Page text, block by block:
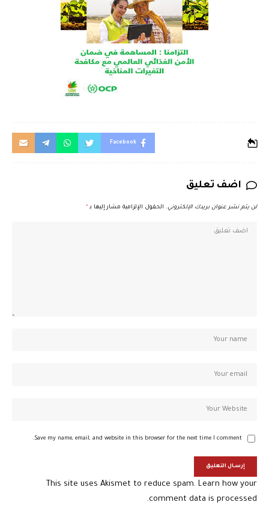
Facebook
اضف تعليق
لن يتم نشر عنوان بريدك الإلكتروني. الحقول الإلزامية مشار إليها بـ *
Save my name, email, and website in this browser for the next time I comment.
This site uses Akismet to reduce spam. Learn how your
comment data is processed.